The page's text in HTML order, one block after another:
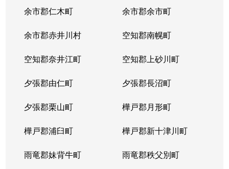
余市郡仁木町 余市郡余市町
余市郡赤井川村 空知郡南幌町
空知郡奈井江町 空知郡上砂川町
夕張郡由仁町 夕張郡長沼町
夕張郡栗山町 樺戸郡月形町
樺戸郡浦臼町 樺戸郡新十津川町
雨竜郡妹背牛町 雨竜郡秩父別町